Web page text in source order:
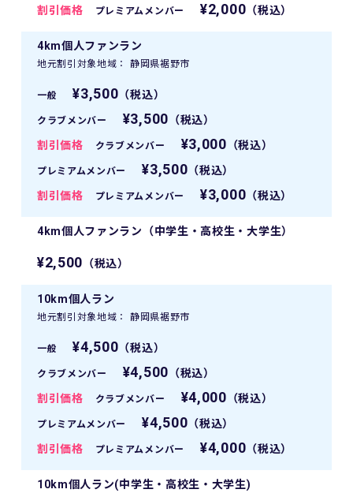
割引価格 プレミアムメンバー ¥2,000 （税込）
4km個人ファンラン
地元割引対象地域： 静岡県裾野市
一般 ¥3,500 （税込）
クラブメンバー ¥3,500 （税込）
割引価格
クラブメンバー ¥3,000 （税込）
プレミアムメンバー ¥3,500 （税込）
割引価格
プレミアムメンバー ¥3,000 （税込）
4km個人ファンラン（中学生・高校生・大学生）
¥2,500 （税込）
10km個人ラン
地元割引対象地域： 静岡県裾野市
一般 ¥4,500 （税込）
クラブメンバー ¥4,500 （税込）
割引価格
クラブメンバー ¥4,000 （税込）
プレミアムメンバー ¥4,500 （税込）
割引価格
プレミアムメンバー ¥4,000 （税込）
10km個人ラン(中学生・高校生・大学生)